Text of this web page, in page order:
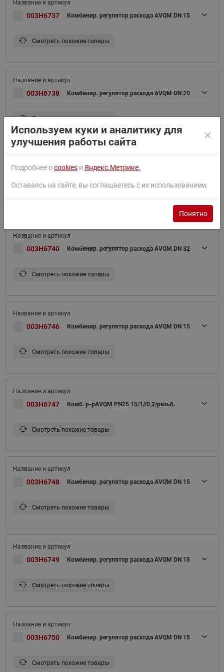
003H6737 Комбинир. регулятор расхода AVQM DN 15
Смотреть похожие товары
003H6738 Комбинир. регулятор расхода AVQM DN 20
Смотреть похожие товары
003H6739 Комбинир. регулятор расхода AVQM DN 25
Смотреть похожие товары
003H6740 Комбинир. регулятор расхода AVQM DN 32
Смотреть похожие товары
003H6746 Комбинир. регулятор расхода AVQM DN 15
Смотреть похожие товары
003H6747 Комб. р-рAVQM PN25 15/1//0,2/резьб.
Смотреть похожие товары
003H6748 Комбинир. регулятор расхода AVQM DN 15
Смотреть похожие товары
003H6749 Комбинир. регулятор расхода AVQM DN 15
Смотреть похожие товары
003H6750 Комбинир. регулятор расхода AVQM DN 15
Смотреть похожие товары
Используем куки и аналитику для
улучшения работы сайта
Подробнее оcookies и Яндекс.Метрике.
Оставаясь на сайте, вы соглашаетесь с их использованием.
Понятно